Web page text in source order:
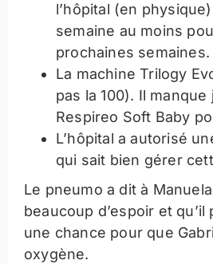
l’hôpital (en
semaine au moins
prochaines semaines.
La machine Trilogy
pas la 100). Il
Respireo Soft Baby
L’hôpital a autorisé
qui sait bien gérer
Le pneumo a dit à
beaucoup d’espoir et qu’il
une chance pour que
oxygène.